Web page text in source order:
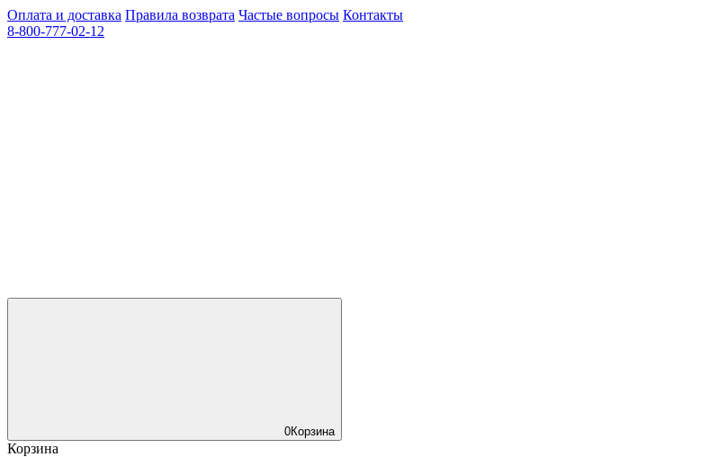
Оплата и доставка Правила возврата Частые вопросы Контакты
8-800-777-02-12
0Корзина
Корзина